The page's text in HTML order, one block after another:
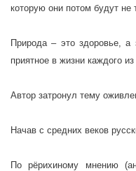
которую они потом будут не
Природа – это здоровье, а
приятное в жизни каждого из
Автор затронул тему
Начав с средних веков
По рёрихиному мнению